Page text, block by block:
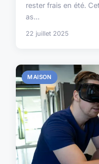
rester frais en été.
as...
22 juillet 2025
MAISON